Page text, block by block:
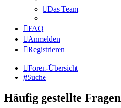
Das Team
FAQ
Anmelden
Registrieren
Foren-Übersicht
Suche
Häufig gestellte Fragen